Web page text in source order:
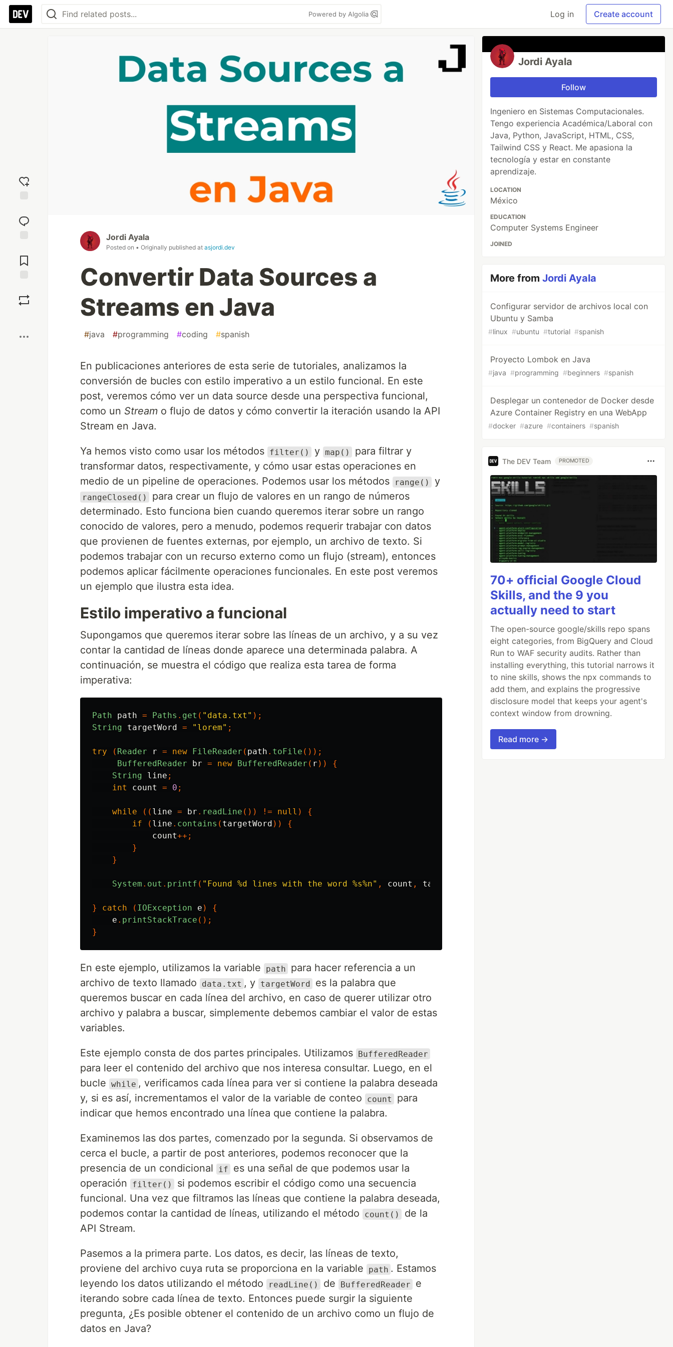
Powered by Algolia Log in Create account
reaction
Comments
Jordi Ayala
Posted on • Originally published at asjordi.dev
Convertir Data Sources a
Streams en Java
#java #programming #coding #spanish
En publicaciones anteriores de esta serie de tutoriales, analizamos la
conversión de bucles con estilo imperativo a un estilo funcional. En este
post, veremos cómo ver un data source desde una perspectiva funcional,
como un Stream o flujo de datos y cómo convertir la iteración usando la API
Stream en Java.
Ya hemos visto como usar los métodos filter() y map()
para filtrar y
transformar datos, respectivamente, y cómo usar estas operaciones en
medio de un pipeline de operaciones. Podemos usar los métodos
range() y
rangeClosed()
para crear un flujo de valores en un rango de números
determinado. Esto funciona bien cuando queremos iterar sobre un rango
conocido de valores, pero a menudo, podemos requerir trabajar con datos
que provienen de fuentes externas, por ejemplo, un archivo de texto. Si
podemos trabajar con un recurso externo como un flujo (stream), entonces
podemos aplicar fácilmente operaciones funcionales. En este post veremos
un ejemplo que ilustra esta idea.
Estilo imperativo a funcional
Supongamos que queremos iterar sobre las líneas de un archivo, y a su vez
contar la cantidad de líneas donde aparece una determinada palabra. A
continuación, se muestra el código que realiza esta tarea de forma
imperativa:
Path path = Paths . get ( "data.txt" );
String
targetWord = "lorem" ;
try ( Reader r = new FileReader ( path . toFile ());
BufferedReader
br = new BufferedReader ( r ))
{
String
line ;
int
count = 0 ;
while (( line = br . readLine ()) != null )
{
if
( line . contains ( targetWord ))
{
count++;
}
}
System . out . printf ( "Found %d lines with the word %s%n" , count , targetWord
} catch ( IOException e )
{
e . printStackTrace ();
}
En este ejemplo, utilizamos la variable path
para hacer referencia a un
archivo de texto llamado
data.txt , y targetWord
es la palabra que
queremos buscar en cada línea del archivo, en caso de querer utilizar otro
archivo y palabra a buscar, simplemente debemos cambiar el valor de estas
variables.
Este ejemplo consta de dos partes principales. Utilizamos BufferedReader
para leer el contenido del archivo que nos interesa consultar. Luego, en el
bucle while , verificamos cada línea para ver si contiene la palabra deseada
y, si es así, incrementamos el valor de la variable de conteo
count
para
indicar que hemos encontrado una línea que contiene la palabra.
Examinemos las dos partes, comenzado por la segunda. Si observamos de
cerca el bucle, a partir de post anteriores, podemos reconocer que la
presencia de un condicional
if
es una señal de que podemos usar la
operación
filter()
si podemos escribir el código como una secuencia
funcional. Una vez que filtramos las líneas que contiene la palabra deseada,
podemos contar la cantidad de líneas, utilizando el método
count()
de la
API Stream.
Pasemos a la primera parte. Los datos, es decir, las líneas de texto,
proviene del archivo cuya ruta se proporciona en la variable
path . Estamos
leyendo los datos utilizando el método
readLine() de BufferedReader
e
iterando sobre cada línea de texto. Entonces puede surgir la siguiente
pregunta, ¿Es posible obtener el contenido de un archivo como un flujo de
datos en Java?
Jordi Ayala
Follow
Ingeniero en Sistemas Computacionales.
Tengo experiencia Académica/Laboral con
Java, Python, JavaScript, HTML, CSS,
Tailwind CSS y React. Me apasiona la
tecnología y estar en constante
aprendizaje.
LOCATION
México
EDUCATION
Computer Systems Engineer
JOINED
More fromJordi Ayala
Configurar servidor de archivos local con
Ubuntu y Samba
#linux #ubuntu #tutorial #spanish
Proyecto Lombok en Java
#java #programming #beginners #spanish
Desplegar un contenedor de Docker desde
Azure Container Registry en una WebApp
#docker #azure #containers #spanish
The DEV Team PROMOTED
70+ official Google Cloud
Skills, and the 9 you
actually need to start
The open-source google/skills repo spans
eight categories, from BigQuery and Cloud
Run to WAF security audits. Rather than
installing everything, this tutorial narrows it
to nine skills, shows the npx commands to
add them, and explains the progressive
disclosure model that keeps your agent's
context window from drowning.
Read more →